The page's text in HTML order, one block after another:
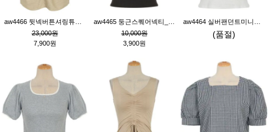
23,000원
7,900원
10,000원
3,900원
(품절)